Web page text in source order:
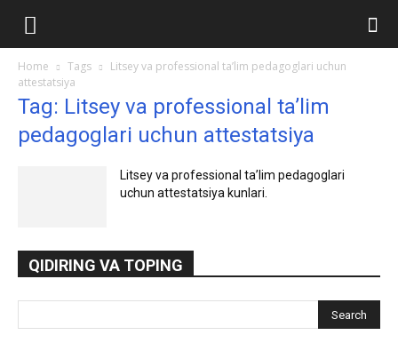
Home Tags
Litsey va professional ta’lim pedagoglari uchun
attestatsiya
Tag: Litsey va professional ta’lim
pedagoglari uchun attestatsiya
Litsey va professional ta’lim pedagoglari
uchun attestatsiya kunlari.
QIDIRING VA TOPING